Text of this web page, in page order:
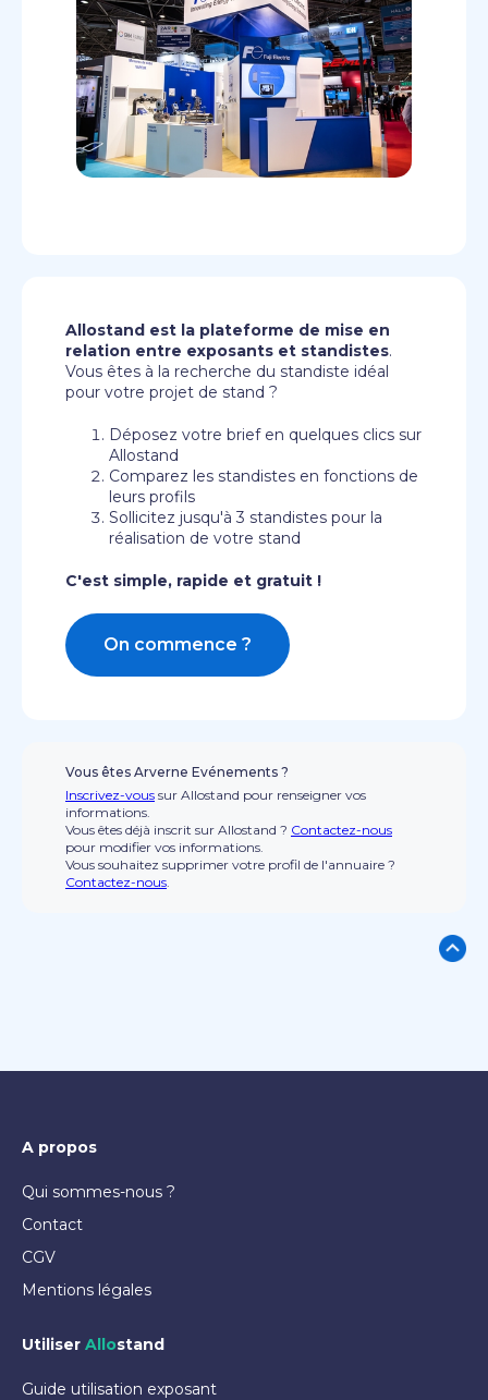
Allostand est la plateforme de mise en
relation entre exposants et standistes.
Vous êtes à la recherche du standiste idéal
pour votre projet de stand ?
Déposez votre brief en quelques clics sur
Allostand
Comparez les standistes en fonctions de
leurs profils
Sollicitez jusqu'à 3 standistes pour la
réalisation de votre stand
C'est simple, rapide et gratuit !
On commence ?
Vous êtes Arverne Evénements ?
Inscrivez-vous sur Allostand pour renseigner vos
informations.
Vous êtes déjà inscrit sur Allostand ? Contactez-nous
pour modifier vos informations.
Vous souhaitez supprimer votre profil de l'annuaire ?
Contactez-nous
A propos
Qui sommes-nous ?
Contact
CGV
Mentions légales
Utiliser Allostand
Guide utilisation exposant